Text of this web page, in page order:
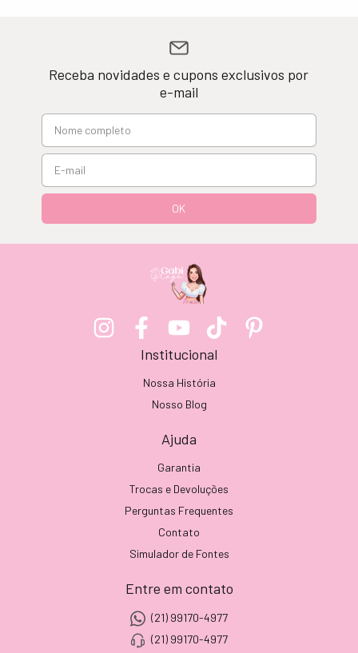
Receba novidades e cupons exclusivos por
e-mail
Institucional
Nossa História
Nosso Blog
Ajuda
Garantia
Trocas e Devoluções
Perguntas Frequentes
Contato
Simulador de Fontes
Entre em contato
(21) 99170-4977
(21) 99170-4977